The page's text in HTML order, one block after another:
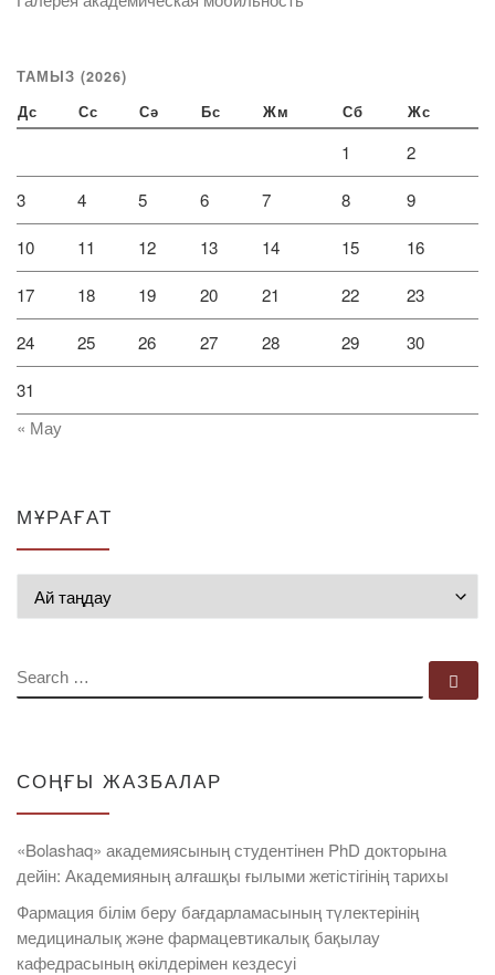
ТАМЫЗ (2026)
Дс Сс Сә Бс Жм Сб Жс
1 2
3 4 5 6 7 8 9
10 11 12 13 14 15 16
17 18 19 20 21 22 23
24 25 26 27 28 29 30
31
« Мау
МҰРАҒАТ
SEARCH
СОҢҒЫ ЖАЗБАЛАР
«Bolashaq» академиясының студентінен PhD докторына
дейін: Академияның алғашқы ғылыми жетістігінің тарихы
Фармация білім беру бағдарламасының түлектерінің
медициналық және фармацевтикалық бақылау
кафедрасының өкілдерімен кездесуі